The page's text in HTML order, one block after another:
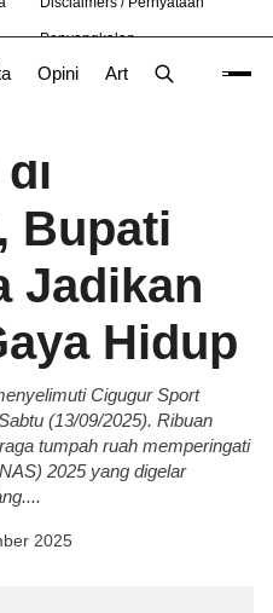
Penyangkalan
Opini Artikel
OLAHRAGA TNI
di
Bupati
Jadikan
Hidup
Cigugur Sport
(13/09/2025). Ribuan
tumpah ruah memperingati
2025 yang digelar
2025